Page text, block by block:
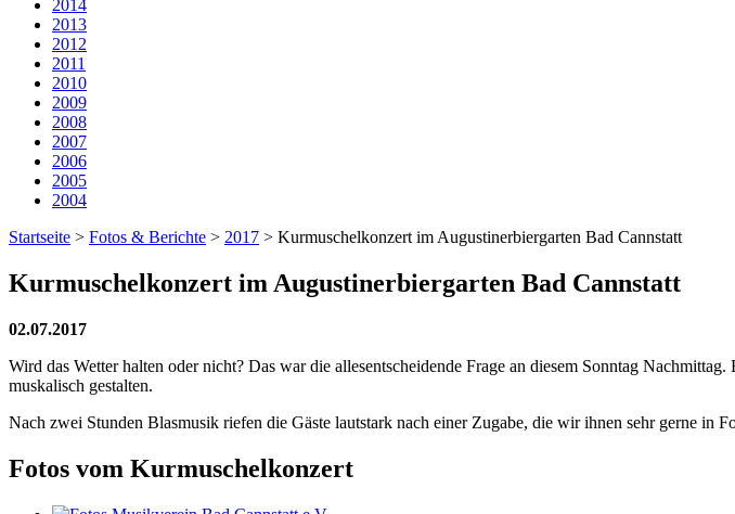
2014
2013
2012
2011
2010
2009
2008
2007
2006
2005
2004
Startseite > Fotos & Berichte > 2017 > Kurmuschelkonzert im Augustinerbiergarten Bad Cannstatt
Kurmuschelkonzert im Augustinerbiergarten Bad Cannstatt
02.07.2017
Wird das Wetter halten oder nicht? Das war die allesentscheidende Frage an diesem Sonntag
muskalisch gestalten.
Nach zwei Stunden Blasmusik riefen die Gäste lautstark nach einer Zugabe, die wir ihnen sehr gerne in
Fotos vom Kurmuschelkonzert